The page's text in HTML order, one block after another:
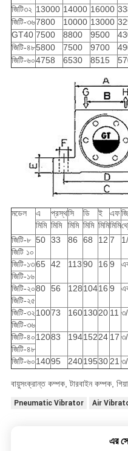
জিটি৩২ 13000 14000 16000
জিটি-৩৬7800 10000 13000
GT40 7500 8800 9500
জিটি-৪৮5800 7500 9700
জিটি-৬০4758 6530 8515
মডেল এ প্রস্থসি ডি ই এফ
মিমি মিমি মিমি মিমি মিমিমিমি
জিটি-৮ 50 33 86 68 12 7
জিটি ১০
জিটি-১৩65 42 11390 16 9
জিটি-১৬
জিটি-২০80 56 12810416 9
জিটি-২৫
জিটি-৩২10073 16013020 11
জিটি-৩৬
জিটি-৪০12083 19415224 17
জিটি-৪৮
জিটি-৬০14095 2401953021
বায়ুসংক্রান্ত কম্পক, টারবাইন কম্পক,
Pneumatic Vibrator Air
এর